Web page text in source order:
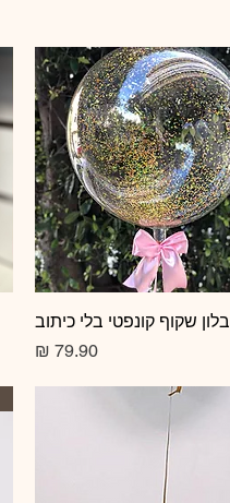
תצוגה מהירה
בלון שקוף קונפטי בלי כיתוב
מחיר‏79.90 ‏₪